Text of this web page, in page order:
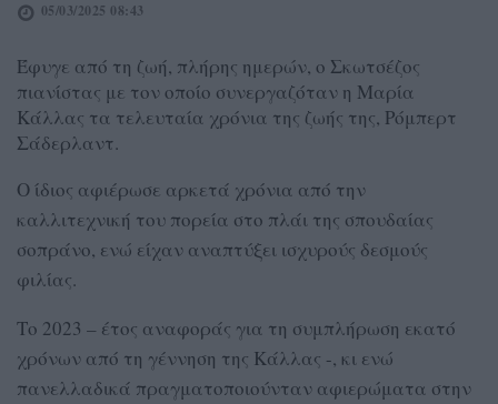
05/03/2025 08:43
Έφυγε από τη ζωή, πλήρης ημερών, ο Σκωτσέζος
πιανίστας με τον οποίο συνεργαζόταν η Μαρία
Κάλλας τα τελευταία χρόνια της ζωής της, Ρόμπερτ
Σάδερλαντ.
Ο ίδιος αφιέρωσε αρκετά χρόνια από την
καλλιτεχνική του πορεία στο πλάι της σπουδαίας
σοπράνο, ενώ είχαν αναπτύξει ισχυρούς δεσμούς
φιλίας.
Το 2023 – έτος αναφοράς για τη συμπλήρωση εκατό
χρόνων από τη γέννηση της Κάλλας -, κι ενώ
πανελλαδικά πραγματοποιούνταν αφιερώματα στην